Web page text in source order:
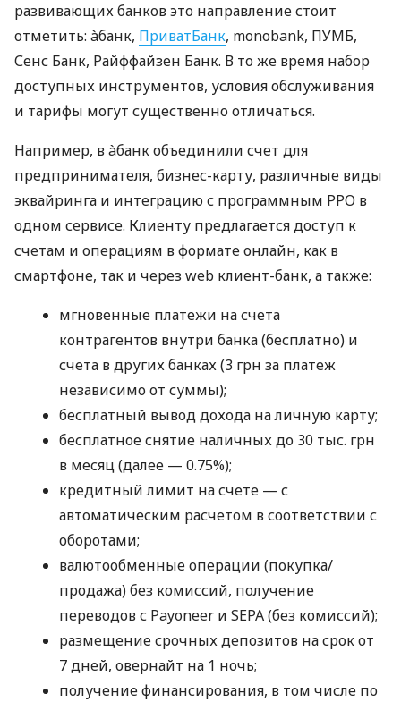
развивающих банков это направление стоит
отметить: àбанк, ПриватБанк, monobank, ПУМБ,
Сенс Банк, Райффайзен Банк. В то же время набор
доступных инструментов, условия обслуживания
и тарифы могут существенно отличаться.
Например, в àбанк объединили счет для
предпринимателя, бизнес-карту, различные виды
эквайринга и интеграцию с программным РРО в
одном сервисе. Клиенту предлагается доступ к
счетам и операциям в формате онлайн, как в
смартфоне, так и через web клиент-банк, а также:
мгновенные платежи на счета
контрагентов внутри банка (бесплатно) и
счета в других банках (3 грн за платеж
независимо от суммы);
бесплатный вывод дохода на личную карту;
бесплатное снятие наличных до 30 тыс. грн
в месяц (далее — 0.75%);
кредитный лимит на счете — с
автоматическим расчетом в соответствии с
оборотами;
валютообменные операции (покупка/
продажа) без комиссий, получение
переводов с Payoneer и SEPA (без комиссий);
размещение срочных депозитов на срок от
7 дней, овернайт на 1 ночь;
получение финансирования, в том числе по